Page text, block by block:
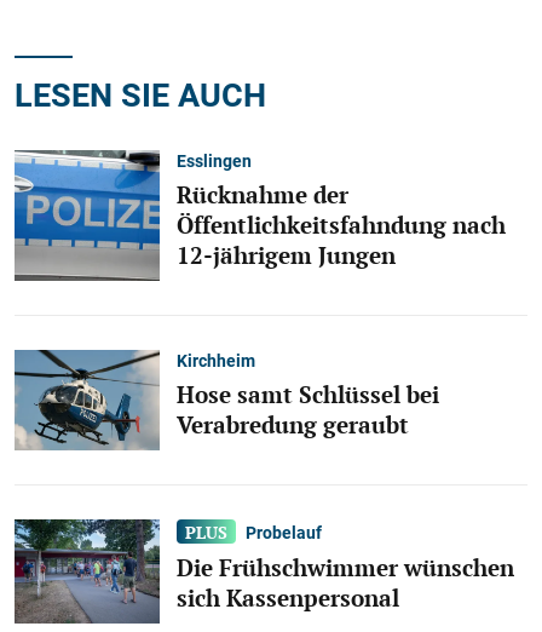
LESEN SIE AUCH
Esslingen
Rücknahme der
Öffentlichkeitsfahndung nach
12-jährigem Jungen
Kirchheim
Hose samt Schlüssel bei
Verabredung geraubt
Probelauf
Die Frühschwimmer wünschen
sich Kassenpersonal